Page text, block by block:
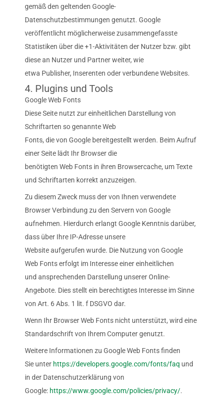
gemäß den geltenden Google-
Datenschutzbestimmungen genutzt. Google
veröffentlicht möglicherweise zusammengefasste
Statistiken über die +1-Aktivitäten der Nutzer bzw. gibt
diese an Nutzer und Partner weiter, wie
etwa Publisher, Inserenten oder verbundene Websites.
4. Plugins und Tools
Google Web Fonts
Diese Seite nutzt zur einheitlichen Darstellung von
Schriftarten so genannte Web
Fonts, die von Google bereitgestellt werden. Beim Aufruf
einer Seite lädt Ihr Browser die
benötigten Web Fonts in ihren Browsercache, um Texte
und Schriftarten korrekt anzuzeigen.
Zu diesem Zweck muss der von Ihnen verwendete
Browser Verbindung zu den Servern von Google
aufnehmen. Hierdurch erlangt Google Kenntnis darüber,
dass über Ihre IP-Adresse unsere
Website aufgerufen wurde. Die Nutzung von Google
Web Fonts erfolgt im Interesse einer einheitlichen
und ansprechenden Darstellung unserer Online-
Angebote. Dies stellt ein berechtigtes Interesse im Sinne
von Art. 6 Abs. 1 lit. f DSGVO dar.
Wenn Ihr Browser Web Fonts nicht unterstützt, wird eine
Standardschrift von Ihrem Computer genutzt.
Weitere Informationen zu Google Web Fonts finden
Sie unter https://developers.google.com/fonts/faq und
in der Datenschutzerklärung von
Google: https://www.google.com/policies/privacy/.